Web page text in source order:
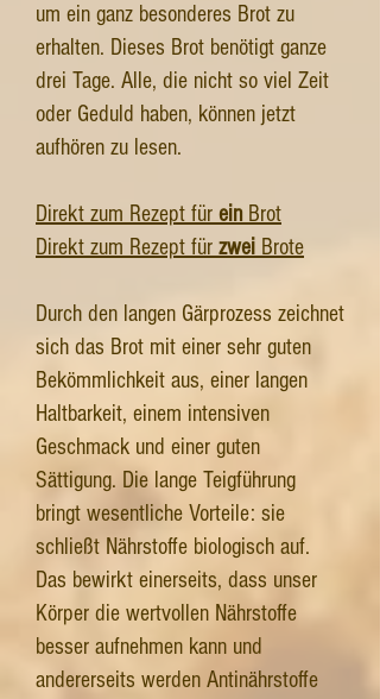
um ein ganz besonderes Brot zu
erhalten. Dieses Brot benötigt ganze
drei Tage. Alle, die nicht so viel Zeit
oder Geduld haben, können jetzt
aufhören zu lesen.
Direkt zum Rezept für einBrot
Direkt zum Rezept für zwei Brote
Durch den langen Gärprozess zeichnet
sich das Brot mit einer sehr guten
Bekömmlichkeit aus, einer langen
Haltbarkeit, einem intensiven
Geschmack und einer guten
Sättigung. Die lange Teigführung
bringt wesentliche Vorteile: sie
schließt Nährstoffe biologisch auf.
Das bewirkt einerseits, dass unser
Körper die wertvollen Nährstoffe
besser aufnehmen kann und
andererseits werden Antinährstoffe